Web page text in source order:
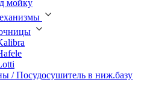
мойку
/ Посудосушитель в ниж.базу